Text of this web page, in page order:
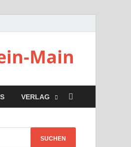
Main
VERLAG